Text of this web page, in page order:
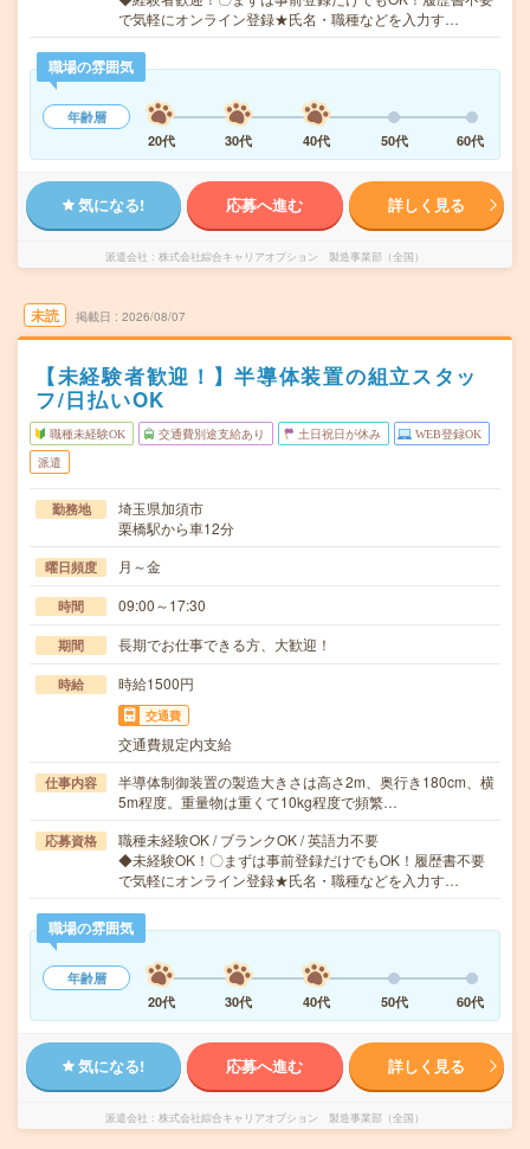
で気軽にオンライン登録★氏名・職種などを入力す…
職場の雰囲気
年齢層
20代
30代 40代 50代 60代
気になる! 応募へ進む 詳しく見る
派遣会社 株式会社綜合キャリアオプション 製造事業部（全国）
未読 掲載日 2026/08/07
【未経験者歓迎！】半導体装置の組立スタッ
フ/日払いOK
職種未経験OK 交通費別途支給あり 土日祝日が休み WEB登録OK
派遣
勤務地
埼玉県加須市
栗橋駅から車12分
曜日頻度 月～金
時間 09:00～17:30
期間 長期でお仕事できる方、大歓迎！
時給 時給1500円
交通費
交通費規定内支給
仕事内容
半導体制御装置の製造大きさは高さ2m、奥行き180cm、横
5m程度。重量物は重くて10kg程度で頻繁…
応募資格
職種未経験OK / ブランクOK / 英語力不要
◆未経験OK！〇まずは事前登録だけでもOK！履歴書不要
で気軽にオンライン登録★氏名・職種などを入力す…
職場の雰囲気
年齢層
20代
30代 40代 50代 60代
気になる! 応募へ進む 詳しく見る
派遣会社 株式会社綜合キャリアオプション 製造事業部（全国）